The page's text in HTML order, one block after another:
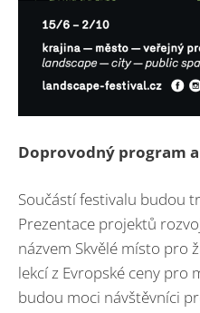
Doprovodný program
Součástí festivalu budou
Prezentace projektů
názvem Skvělé místo pro
lekcí z Evropské ceny pro
budou moci návštěvníci